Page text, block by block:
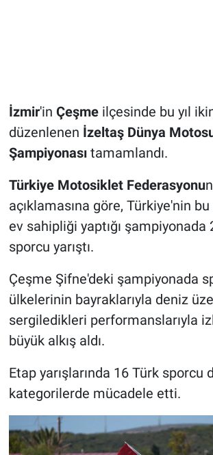
İzmir'in Çeşmeilçesinde bu yıl
düzenlenen İzeltaş Dünya
Şampiyonasıtamamlandı.
Türkiye Motosiklet Federasyonu
açıklamasına göre, Türkiye'nin
ev sahipliği yaptığı şampiyonada
sporcu yarıştı.
Çeşme Şifne'deki şampiyonada
ülkelerinin bayraklarıyla deniz
sergiledikleri performanslarıyla
büyük alkış aldı.
Etap yarışlarında 16 Türk sporcu
kategorilerde mücadele etti.